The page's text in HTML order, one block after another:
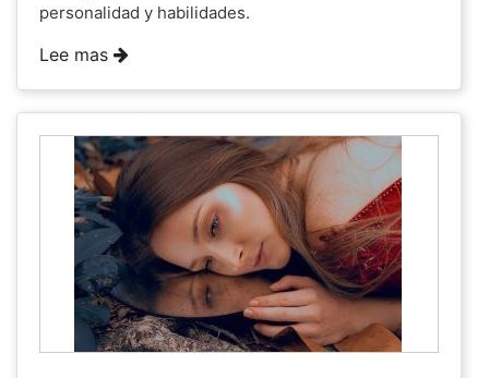
personalidad y habilidades.
Lee mas